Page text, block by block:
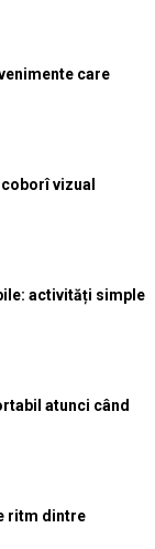
care
vizual
activități simple
atunci când
ritm dintre